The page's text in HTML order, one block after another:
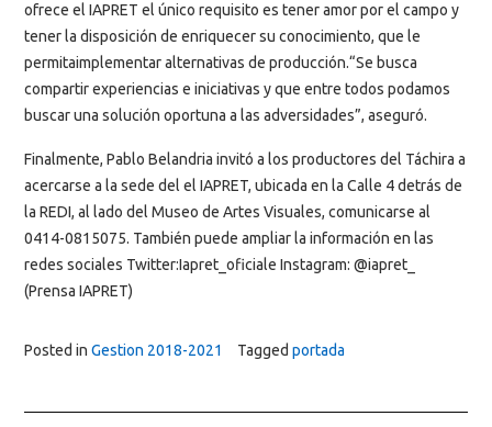
ofrece el IAPRET el único requisito es tener amor por el campo y
tener la disposición de enriquecer su conocimiento, que le
permitaimplementar alternativas de producción.“Se busca
compartir experiencias e iniciativas y que entre todos podamos
buscar una solución oportuna a las adversidades”, aseguró.
Finalmente, Pablo Belandria invitó a los productores del Táchira a
acercarse a la sede del el IAPRET, ubicada en la Calle 4 detrás de
la REDI, al lado del Museo de Artes Visuales, comunicarse al
0414-0815075. También puede ampliar la información en las
redes sociales Twitter:Iapret_oficiale Instagram: @iapret_
(Prensa IAPRET)
Posted in Gestion 2018-2021 Tagged portada